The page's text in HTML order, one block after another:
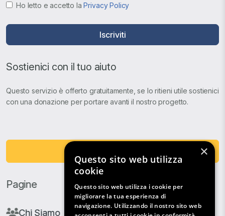
Ho letto e accetto laPrivacy Policy
Iscriviti
Sostienici con il tuo aiuto
Questo servizio è offerto gratuitamente, se lo ritieni utile sostienici
con una donazione per portare avanti il nostro progetto.
Pagine
Chi Siamo
×
Questo sito web utilizza
cookie
Questo sito web utilizza i cookie per
migliorare la tua esperienza di
navigazione. Utilizzando il nostro sito web